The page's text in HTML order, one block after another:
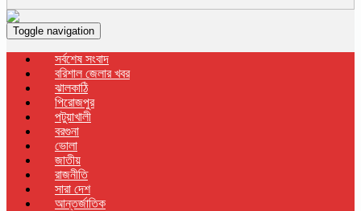
Toggle navigation
সর্বশেষ সংবাদ
বরিশাল জেলার খবর
ঝালকাঠি
পিরোজপুর
পটুয়াখালী
বরগুনা
ভোলা
জাতীয়
রাজনীতি
সারা দেশ
আন্তর্জাতিক